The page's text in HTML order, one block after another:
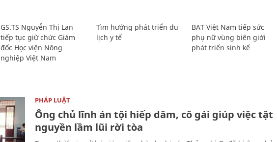
GS.TS Nguyễn Thị Lan
tiếp tục giữ chức Giám
đốc Học viện Nông
nghiệp Việt Nam
Tìm hướng phát triển du
lịch y tế
BAT Việt Nam tiếp sức
phụ nữ vùng biên giới
phát triển sinh kế
PHÁP LUẬT
Ông chủ lĩnh án tội hiếp dâm, cô gái giúp việc tật
nguyền lầm lũi rời tòa